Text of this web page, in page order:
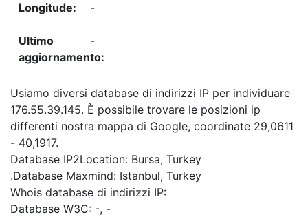
-
-
Usiamo diversi database di indirizzi IP per individuare
176.55.39.145. È possibile trovare le posizioni ip
differenti nostra mappa di Google, coordinate 29,0611
- 40,1917.
Database IP2Location: Bursa, Turkey
.Database Maxmind: Istanbul, Turkey
Whois database di indirizzi IP:
Database W3C: -, -